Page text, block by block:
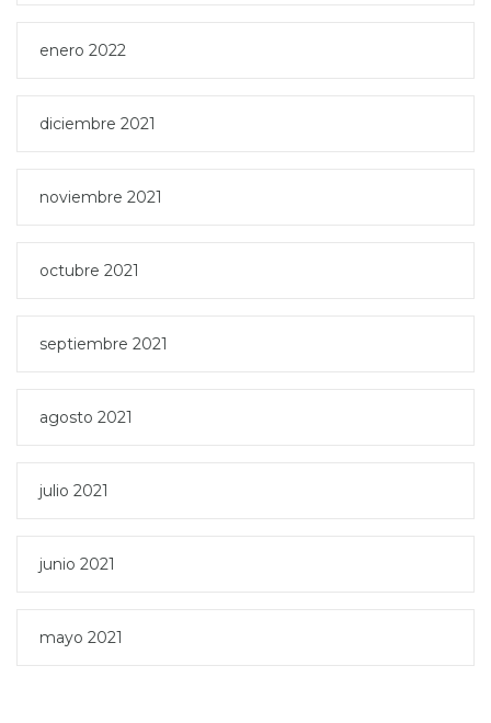
enero 2022
diciembre 2021
noviembre 2021
octubre 2021
septiembre 2021
agosto 2021
julio 2021
junio 2021
mayo 2021